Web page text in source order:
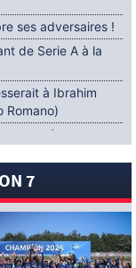
ses adversaires !
de Serie A à la
à Ibrahim
Romano)
trouvé entre le
un ultimatum
prêté à Dunkerque
7